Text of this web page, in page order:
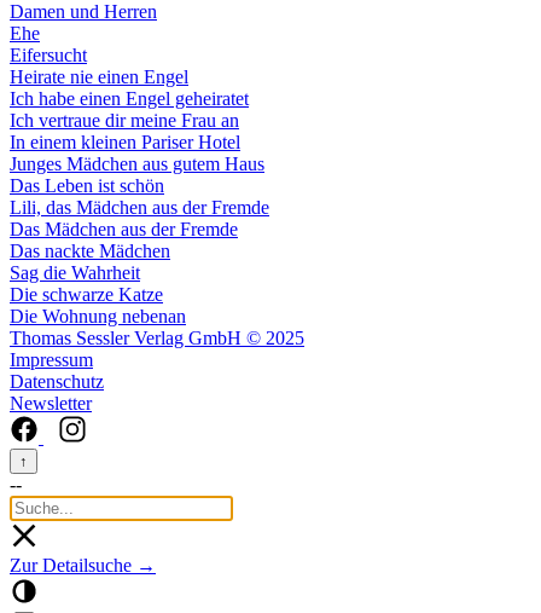
Damen und Herren
Ehe
Eifersucht
Heirate nie einen Engel
Ich habe einen Engel geheiratet
Ich vertraue dir meine Frau an
In einem kleinen Pariser Hotel
Junges Mädchen aus gutem Haus
Das Leben ist schön
Lili, das Mädchen aus der Fremde
Das Mädchen aus der Fremde
Das nackte Mädchen
Sag die Wahrheit
Die schwarze Katze
Die Wohnung nebenan
Thomas Sessler Verlag GmbH © 2025
Impressum
Datenschutz
Newsletter
↑
--
Zur Detailsuche →